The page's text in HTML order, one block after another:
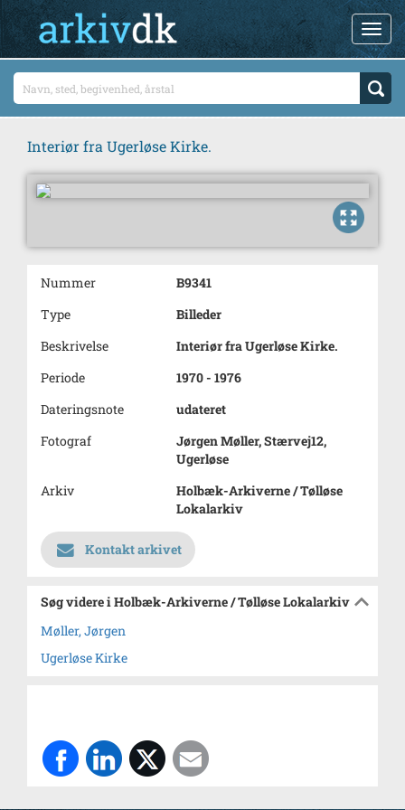
Interiør fra Ugerløse Kirke.
Nummer
B9341
Type
Billeder
Beskrivelse
Interiør fra Ugerløse Kirke.
Periode
1970 - 1976
Dateringsnote
udateret
Fotograf
Jørgen Møller, Stærvej12,
Ugerløse
Arkiv
Holbæk-Arkiverne / Tølløse
Lokalarkiv
Kontakt arkivet
Søg videre i Holbæk-Arkiverne / Tølløse Lokalarkiv
Møller, Jørgen
Ugerløse Kirke